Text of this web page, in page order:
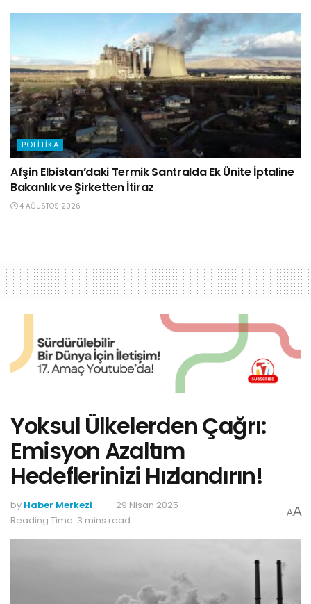
POLITIKA
Afşin Elbistan’daki Termik Santralda Ek Ünite İptaline
Bakanlık ve Şirketten İtiraz
4 AĞUSTOS 2026
Yoksul Ülkelerden Çağrı:
Emisyon Azaltım
Hedeflerinizi Hızlandırın!
by Haber Merkezi
29 Nisan 2025
Reading Time: 3 mins read
AA